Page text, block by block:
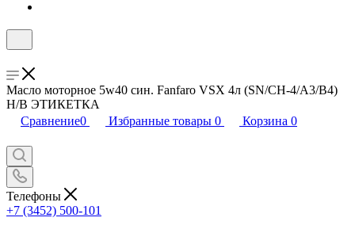
Масло моторное 5w40 син. Fanfaro VSX 4л (SN/CH-4/A3/B4)
Н/В ЭТИКЕТКА
Сравнение0 Избранные товары 0 Корзина 0
Телефоны
+7 (3452) 500-101